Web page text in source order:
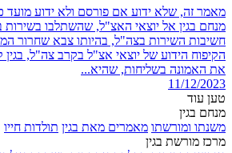
מאמר זה, שלא ידוע אם פורסם ולא ידוע מועד
מנחם בגין אל יוצאי האצ"ל, שהשתלבו בשירות
חשיבות השירות בצה"ל, בהיותו צבא שחרור
הקיפוח הידוע של יוצאי אצ"ל בקרב צה"ל,
את האמונה בשליחות, שהיא...
11/12/2023
טען עוד
מנחם בגין
משנתו ומורשתו מאמרים מאת בגין תולדות חייו
מרכז מורשת בגין